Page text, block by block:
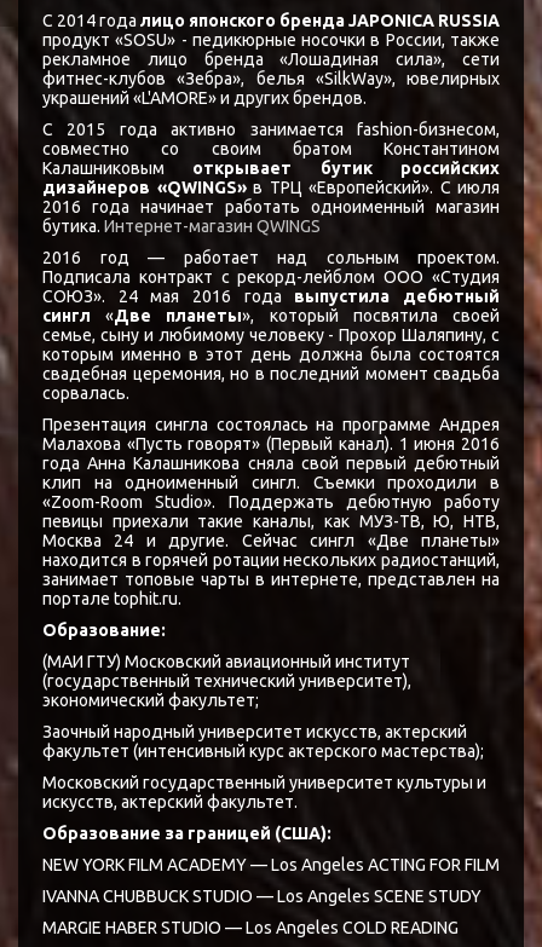
С 2014 годалицо японского бренда JAPONICA RUSSIA
продукт «SOSU» - педикюрные носочки в России, также
рекламное лицо бренда «Лошадиная сила», сети
фитнес-клубов «Зебра», белья «SilkWay», ювелирных
украшений «L'AMORE» и других брендов.
С 2015 года активно занимается fashion-бизнесом,
совместно со своим братом Константином
Калашниковым открывает бутик российских
дизайнеров «QWINGS»в ТРЦ «Европейский». C июля
2016 года начинает работать одноименный магазин
бутика. Интернет-магазин QWINGS
2016 год — работает над сольным проектом.
Подписала контракт с рекорд-лейблом ООО «Студия
СОЮЗ». 24 мая 2016 года выпустила дебютный
сингл«Две планеты», который посвятила своей
семье, сыну и любимому человеку - Прохор Шаляпину, с
которым именно в этот день должна была состоятся
свадебная церемония, но в последний момент свадьба
сорвалась.
Презентация сингла состоялась на программе Андрея
Малахова «Пусть говорят» (Первый канал). 1 июня 2016
года Анна Калашникова сняла свой первый дебютный
клип на одноименный сингл. Съемки проходили в
«Zoom-Room Studio». Поддержать дебютную работу
певицы приехали такие каналы, как МУЗ-ТВ, Ю, НТВ,
Москва 24 и другие. Сейчас сингл «Две планеты»
находится в горячей ротации нескольких радиостанций,
занимает топовые чарты в интернете, представлен на
портале tophit.ru.
Образование:
(МАИ ГТУ) Московский авиационный институт
(государственный технический университет),
экономический факультет;
Заочный народный университет искусств, актерский
факультет (интенсивный курс актерского мастерства);
Московский государственный университет культуры и
искусств, актерский факультет.
Образование за границей (США):
NEW YORK FILM ACADEMY — Los Angeles ACTING FOR FILM
IVANNA CHUBBUCK STUDIO — Los Angeles SCENE STUDY
MARGIE HABER STUDIO — Los Angeles COLD READING